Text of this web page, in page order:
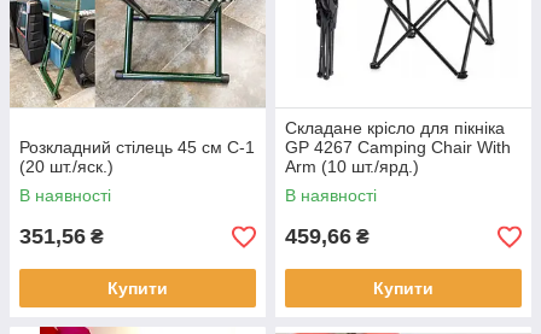
Розкладний стілець 45 см C-1
(20 шт./яск.)
В наявності
351,56 ₴
Купити
Складане крісло для пікніка
GP 4267 Camping Chair With
Arm (10 шт./ярд.)
В наявності
459,66 ₴
Купити